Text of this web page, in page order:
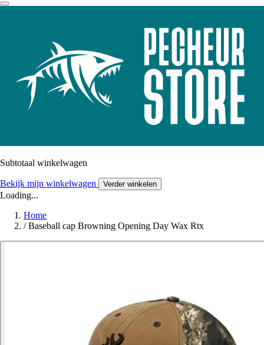
Subtotaal winkelwagen
Bekijk mijn winkelwagen Verder winkelen
Loading...
Home
/ Baseball cap Browning Opening Day Wax Rtx